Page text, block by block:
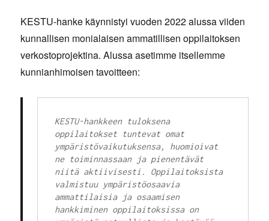
KESTU-hanke käynnistyi vuoden 2022 alussa viiden
kunnallisen monialaisen ammatillisen oppilaitoksen
verkostoprojektina. Alussa asetimme itsellemme
kunnianhimoisen tavoitteen:
KESTU-hankkeen tuloksena
oppilaitokset tuntevat omat
ympäristövaikutuksensa, huomioivat
ne toiminnassaan ja pienentävät
niitä aktiivisesti. Oppilaitoksista
valmistuu ympäristöosaavia
ammattilaisia ja osaamisen
hankkiminen oppilaitoksissa on